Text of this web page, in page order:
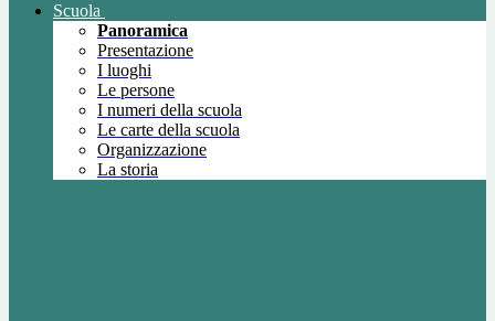
Scuola
Panoramica
Presentazione
I luoghi
Le persone
I numeri della scuola
Le carte della scuola
Organizzazione
La storia